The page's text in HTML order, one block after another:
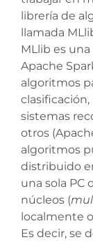
librería de
llamada
MLlib es
Apache
algoritmos
sistemas
otros
algoritmos
distribuido
una sola PC
núcleos (
localmente
Es decir, se